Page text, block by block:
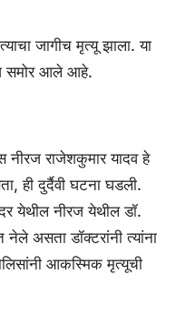
जागीच मृत्यू झाला. या
समोर आले आहे.
नीरज राजेशकुमार यादव हे
ही दुर्दैवी घटना घडली.
येथील नीरज येथील डॉ.
असता डॉक्टरांनी त्यांना
आकस्मिक मृत्यूची